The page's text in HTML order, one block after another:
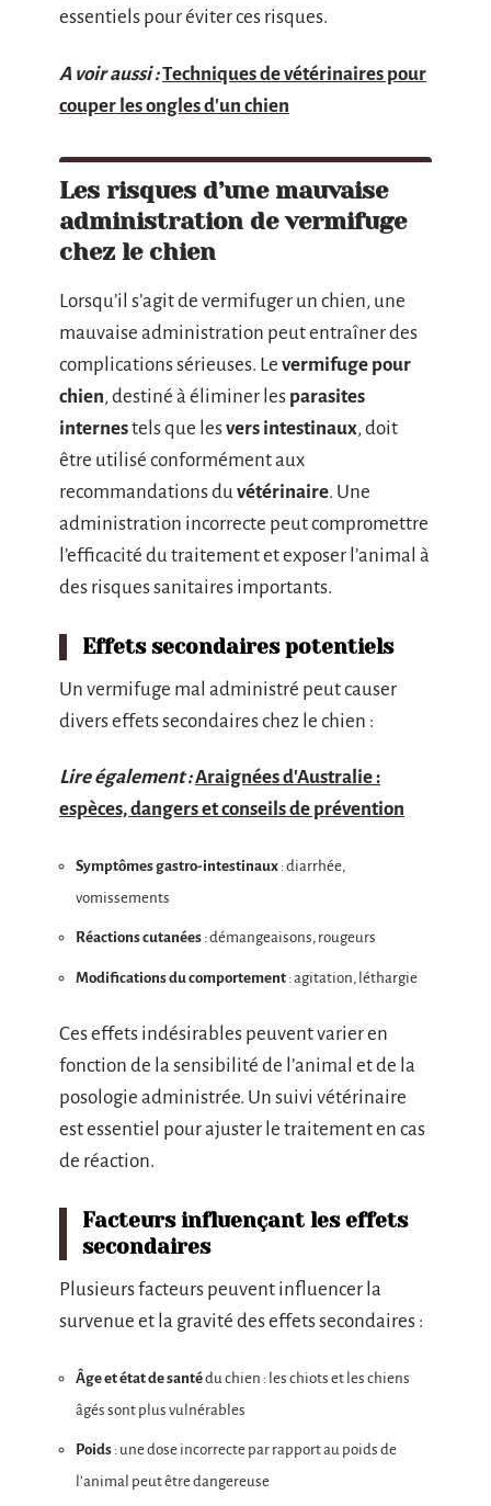
essentiels pour éviter ces risques.
A voir aussi :Techniques de vétérinaires pour
couper les ongles d'un chien
Les risques d’une mauvaise
administration de vermifuge
chez le chien
Lorsqu’il s’agit de vermifuger un chien, une
mauvaise administration peut entraîner des
complications sérieuses. Le vermifuge pour
chien, destiné à éliminer les parasites
internestels que lesvers intestinaux, doit
être utilisé conformément aux
recommandations du vétérinaire. Une
administration incorrecte peut compromettre
l’efficacité du traitement et exposer l’animal à
des risques sanitaires importants.
Effets secondaires potentiels
Un vermifuge mal administré peut causer
divers effets secondaires chez le chien :
Lire également :Araignées d'Australie :
espèces, dangers et conseils de prévention
Symptômes gastro-intestinaux : diarrhée,
vomissements
Réactions cutanées : démangeaisons, rougeurs
Modifications du comportement : agitation, léthargie
Ces effets indésirables peuvent varier en
fonction de la sensibilité de l’animal et de la
posologie administrée. Un suivi vétérinaire
est essentiel pour ajuster le traitement en cas
de réaction.
Facteurs influençant les effets
secondaires
Plusieurs facteurs peuvent influencer la
survenue et la gravité des effets secondaires :
Âge et état de santédu chien : les chiots et les chiens
âgés sont plus vulnérables
Poids : une dose incorrecte par rapport au poids de
l’animal peut être dangereuse